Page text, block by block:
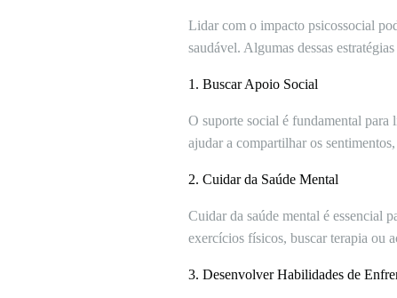
Lidar com o impacto psicossocial
saudável. Algumas dessas
1. Buscar Apoio Social
O suporte social é fundamental
ajudar a compartilhar os
2. Cuidar da Saúde Mental
Cuidar da saúde mental é essencial
exercícios físicos, buscar terapia ou
3. Desenvolver Habilidades de